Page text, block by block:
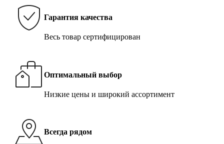
Гарантия качества
Весь товар сертифицирован
Оптимальный выбор
Низкие цены и широкий ассортимент
Всегда рядом